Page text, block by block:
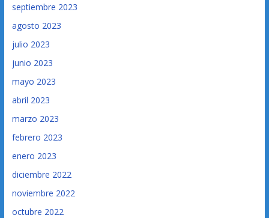
septiembre 2023
agosto 2023
julio 2023
junio 2023
mayo 2023
abril 2023
marzo 2023
febrero 2023
enero 2023
diciembre 2022
noviembre 2022
octubre 2022